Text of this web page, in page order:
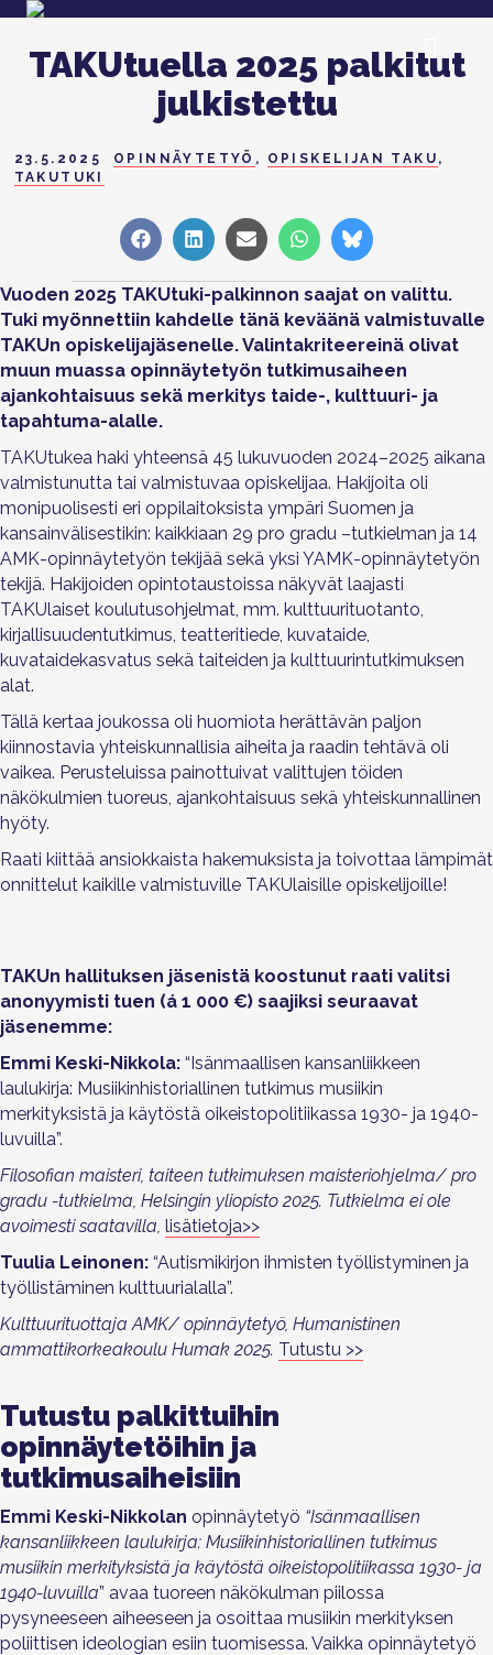
TAKUtuella 2025 palkitut
julkistettu
23.5.2025 OPINNÄYTETYÖ , OPISKELIJAN TAKU ,
TAKUTUKI
Share
on
Share
on
Share
on
Share
on
Share
on
Vuoden 2025 TAKUtuki-palkinnon saajat on valittu.
Tuki myönnettiin kahdelle tänä keväänä valmistuvalle
TAKUn opiskelijajäsenelle. Valintakriteereinä olivat
muun muassa opinnäytetyön tutkimusaiheen
ajankohtaisuus sekä merkitys taide-, kulttuuri- ja
tapahtuma-alalle.
TAKUtukea haki yhteensä 45 lukuvuoden 2024–2025 aikana
valmistunutta tai valmistuvaa opiskelijaa. Hakijoita oli
monipuolisesti eri oppilaitoksista ympäri Suomen ja
kansainvälisestikin: kaikkiaan 29 pro gradu –tutkielman ja 14
AMK-opinnäytetyön tekijää sekä yksi YAMK-opinnäytetyön
tekijä. Hakijoiden opintotaustoissa näkyvät laajasti
TAKUlaiset koulutusohjelmat, mm. kulttuurituotanto,
kirjallisuudentutkimus, teatteritiede, kuvataide,
kuvataidekasvatus sekä taiteiden ja kulttuurintutkimuksen
alat.
Tällä kertaa joukossa oli huomiota herättävän paljon
kiinnostavia yhteiskunnallisia aiheita ja raadin tehtävä oli
vaikea. Perusteluissa painottuivat valittujen töiden
näkökulmien tuoreus, ajankohtaisuus sekä yhteiskunnallinen
hyöty.
Raati kiittää ansiokkaista hakemuksista ja toivottaa lämpimät
onnittelut kaikille valmistuville TAKUlaisille opiskelijoille!
TAKUn hallituksen jäsenistä koostunut raati valitsi
anonyymisti tuen (á 1 000 €) saajiksi seuraavat
jäsenemme:
Emmi Keski-Nikkola: “Isänmaallisen kansanliikkeen
laulukirja: Musiikinhistoriallinen tutkimus musiikin
merkityksistä ja käytöstä oikeistopolitiikassa 1930- ja 1940-
luvuilla”.
Filosofian maisteri, taiteen tutkimuksen maisteriohjelma/ pro
gradu -tutkielma, Helsingin yliopisto 2025. Tutkielma ei ole
avoimesti saatavilla, lisätietoja>>
Tuulia Leinonen: “Autismikirjon ihmisten työllistyminen ja
työllistäminen kulttuurialalla”.
Kulttuurituottaja AMK/ opinnäytetyö, Humanistinen
ammattikorkeakoulu Humak 2025. Tutustu >>
Tutustu palkittuihin
opinnäytetöihin ja
tutkimusaiheisiin
Emmi Keski-Nikkolan opinnäytetyö “Isänmaallisen
kansanliikkeen laulukirja: Musiikinhistoriallinen tutkimus
musiikin merkityksistä ja käytöstä oikeistopolitiikassa 1930- ja
1940-luvuilla” avaa tuoreen näkökulman piilossa
pysyneeseen aiheeseen ja osoittaa musiikin merkityksen
poliittisen ideologian esiin tuomisessa. Vaikka opinnäytetyö